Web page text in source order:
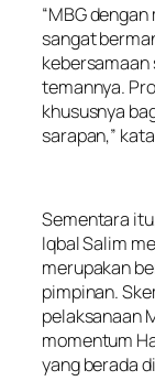
“MBG
sangat
temannya.
khususnya
sarapan,”
Sementara
Iqbal Salim
merupakan
pimpinan.
pelaksanaan
momentum
yang berada